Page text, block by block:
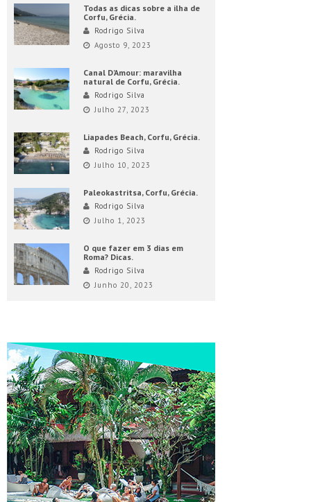
Todas as dicas sobre a ilha de
Corfu, Grécia.
Rodrigo Silva
Agosto 9, 2023
Canal D’Amour: maravilha
natural de Corfu, Grécia.
Rodrigo Silva
Julho 27, 2023
Liapades Beach, Corfu, Grécia.
Rodrigo Silva
Julho 10, 2023
Paleokastritsa, Corfu, Grécia.
Rodrigo Silva
Julho 1, 2023
O que fazer em 3 dias em
Roma? Dicas.
Rodrigo Silva
Junho 20, 2023